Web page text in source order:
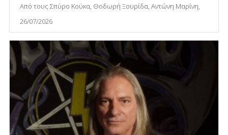
Από τους Σπύρο Κούκα, Θοδωρή Ξουρίδα, Αντώνη Μαρίνη,
26/07/2026